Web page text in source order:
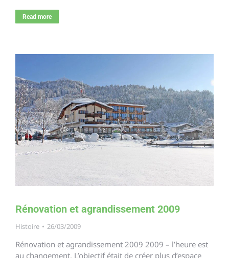
Read more
Rénovation et agrandissement 2009
Histoire 26/03/2009
Rénovation et agrandissement 2009 2009 – l’heure est
au changement. L’objectif était de créer plus d’espace